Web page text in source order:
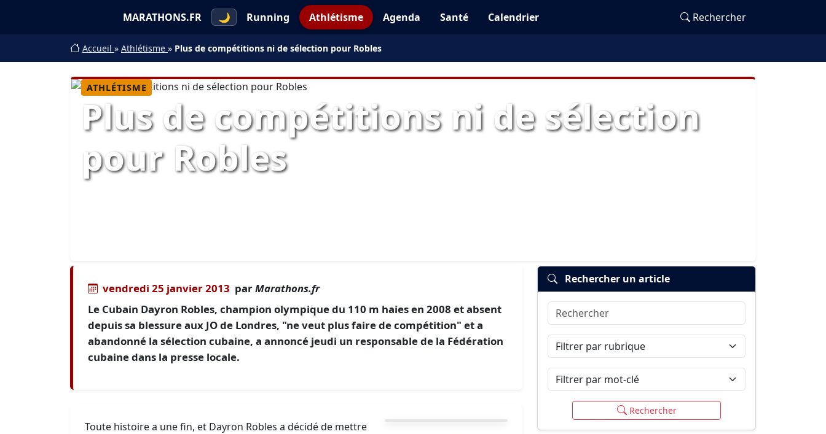
MARATHONS.FR 🌙 Running Athlétisme Agenda Santé Calendrier Rechercher
Accueil » Athlétisme » Plus de compétitions ni de sélection pour Robles
ATHLÉTISME
Plus de compétitions ni de sélection
pour Robles
vendredi 25 janvier 2013 parMarathons.fr
Le Cubain Dayron Robles, champion olympique du 110 m haies en 2008 et absent
depuis sa blessure aux JO de Londres, "ne veut plus faire de compétition" et a
abandonné la sélection cubaine, a annoncé jeudi un responsable de la Fédération
cubaine dans la presse locale.
Toute histoire a une fin, et Dayron Robles a décidé de mettre
Rechercher un article
Rechercher
Filtrer par rubrique
Filtrer par mot-clé
Rechercher